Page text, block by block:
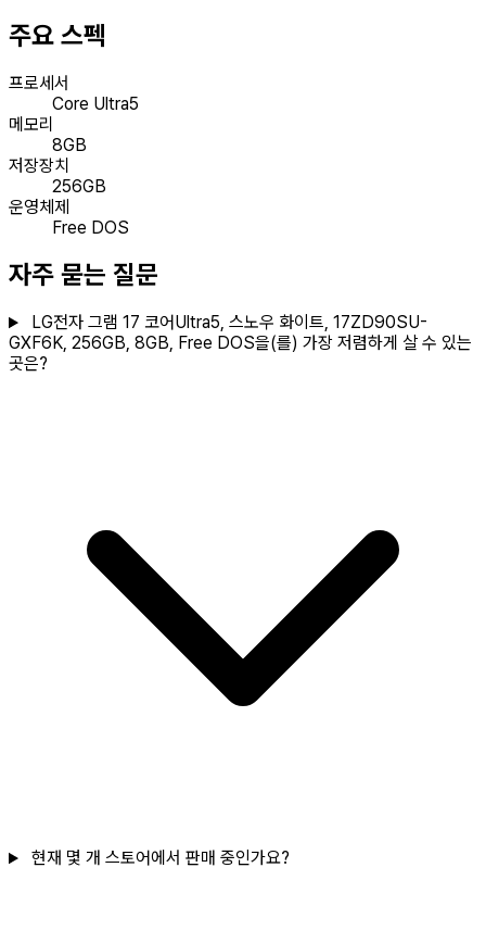
주요 스펙
프로세서
Core Ultra5
메모리
8GB
저장장치
256GB
운영체제
Free DOS
자주 묻는 질문
LG전자 그램 17 코어Ultra5, 스노우 화이트, 17ZD90SU-
GXF6K, 256GB, 8GB, Free DOS을(를) 가장 저렴하게 살 수 있는
곳은?
현재 몇 개 스토어에서 판매 중인가요?